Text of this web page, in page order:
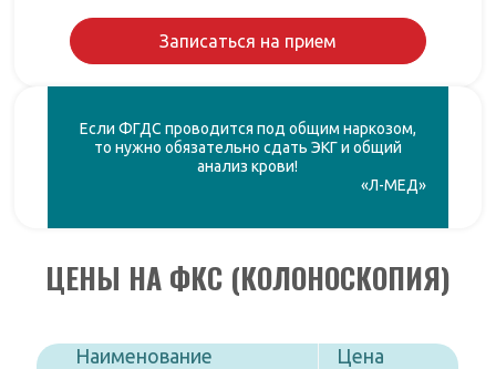
Записаться на прием
Если ФГДС проводится под общим наркозом,
то нужно обязательно сдать ЭКГ и общий
анализ крови!
«Л-МЕД»
ЦЕНЫ НА ФКС (КОЛОНОСКОПИЯ)
Наименование Цена